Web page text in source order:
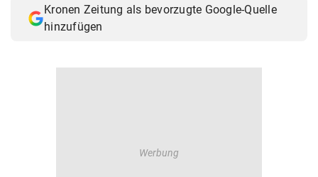
Kronen Zeitung als bevorzugte Google-Quelle
hinzufügen